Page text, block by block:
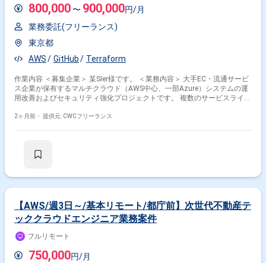
800,000 〜 900,000円/月
業務委託(フリーランス)
東京都
AWS
GitHub Terraform
作業内容 ＜募集企業＞ 某SIer様です。 ＜業務内容＞ 大手EC・流通サービ
ス企業が保有するマルチクラウド（AWS中心、一部Azure）システムの運
用改善およびセキュリティ強化プロジェクトです。 複数のサービスライン
最適化やインフラ運用の自動化（IaC化）、新規サービス導入に向けた提
の場合、消費税無しでのお支払いになります
2ヶ月前・ 提供元: CWCフリーランス
【AWS/週3日～/基本リモート/都庁前】次世代不動産テ
ッククラウドエンジニア業務案件
フルリモート
750,000円/月